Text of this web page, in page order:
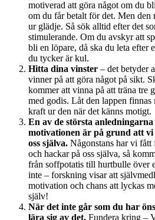
motiverad att göra något om du
om du får betalt för det. Men
ur glädje. Så sök alltid efter det
stimulerande. Om du avskyr att
bli en löpare, då ska du leta efter
du tycker är kul.
Hitta dina vinster – det betyder
vinner på att göra något på sikt.
kommer att vinna på att träna tre
med godis. Låt den lappen finnas
kraft ur den när det känns motigt.
En av de största
motivationen är på grund att
oss själva. Någonstans har vi fått
och hackar på oss själva, så
från soffpotatis till hurtbulle över
inte – forskning visar att
motivation och chans att lyckas
själv!
När det inte går som du har
lära sig av det. Fundera kring –